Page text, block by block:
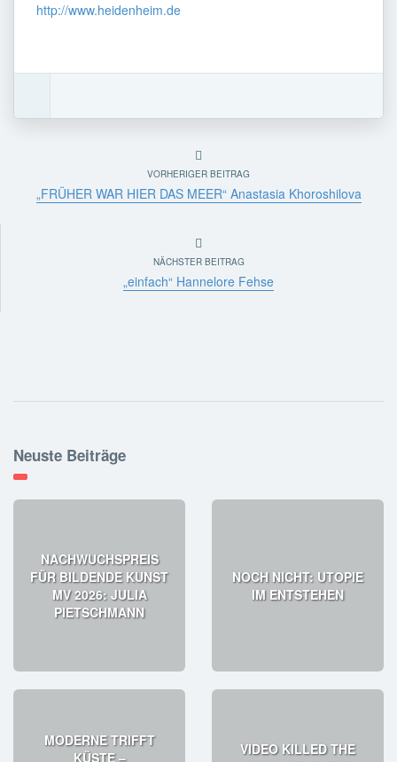
http://www.heidenheim.de
VORHERIGER BEITRAG
„FRÜHER WAR HIER DAS MEER“ Anastasia Khoroshilova
NÄCHSTER BEITRAG
„einfach“ Hannelore Fehse
Neuste Beiträge
NACHWUCHSPREIS
FÜR BILDENDE KUNST
MV 2026: JULIA
PIETSCHMANN
NOCH NICHT: UTOPIE
IM ENTSTEHEN
MODERNE TRIFFT
KÜSTE –
VIDEO KILLED THE